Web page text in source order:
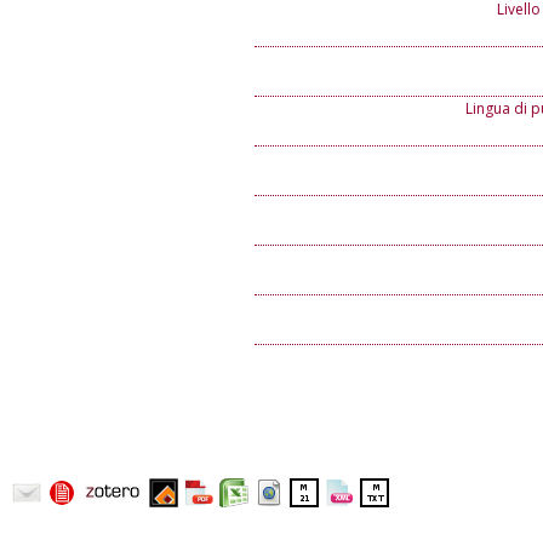
Lingua di